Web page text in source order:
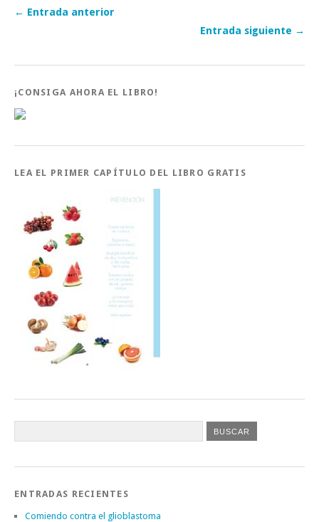
← Entrada anterior
Entrada siguiente →
¡CONSIGA AHORA EL LIBRO!
LEA EL PRIMER CAPÍTULO DEL LIBRO GRATIS
ENTRADAS RECIENTES
Comiendo contra el glioblastoma